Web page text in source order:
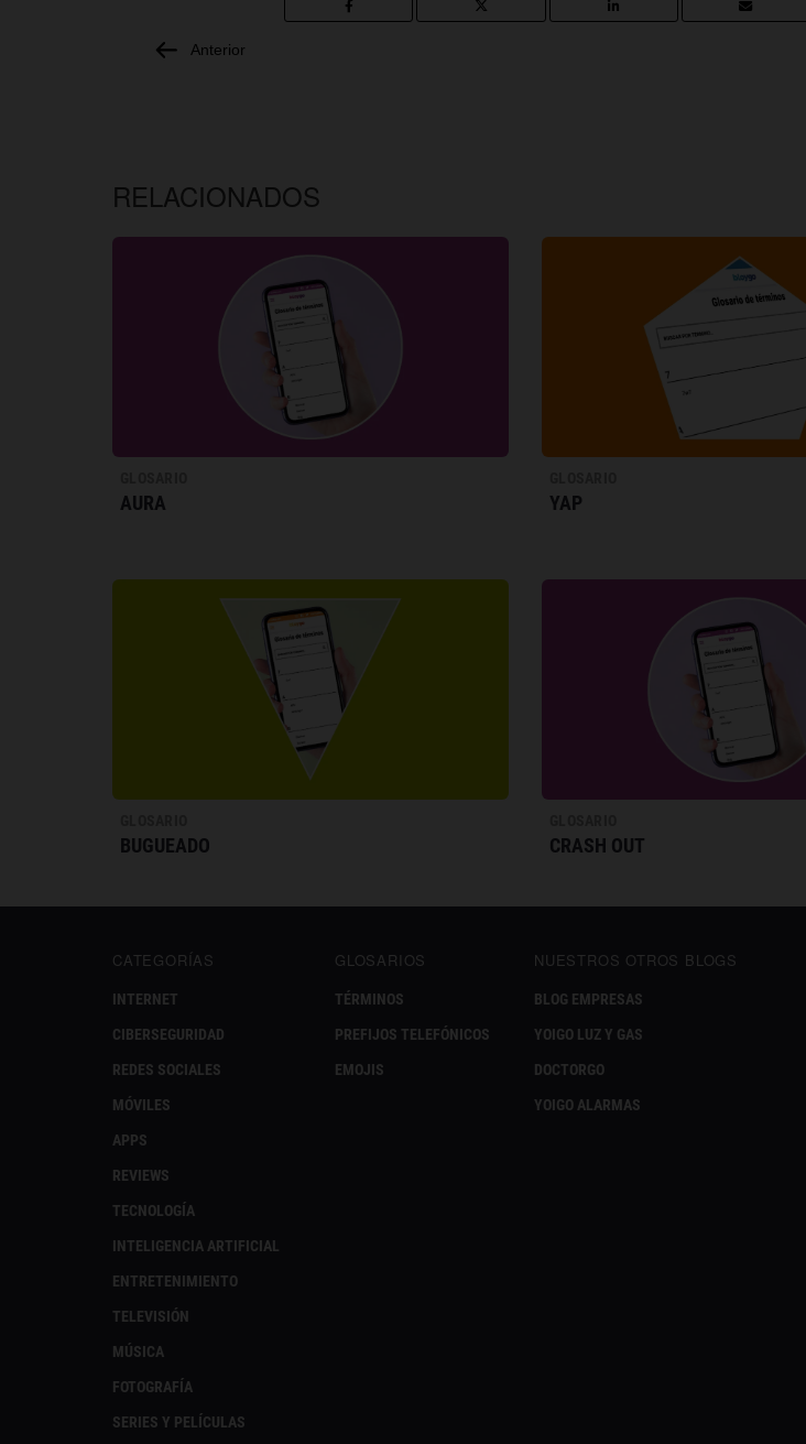
Anterior
RELACIONADOS
AURA YAP
BUGUEADO CRASH OUT
CATEGORÍAS
INTERNET
CIBERSEGURIDAD
REDES SOCIALES
MÓVILES
APPS
REVIEWS
TECNOLOGÍA
INTELIGENCIA ARTIFICIAL
ENTRETENIMIENTO
TELEVISIÓN
MÚSICA
FOTOGRAFÍA
SERIES Y PELÍCULAS
GLOSARIOS
TÉRMINOS
PREFIJOS TELEFÓNICOS
EMOJIS
NUESTROS OTROS BLOGS
BLOG EMPRESAS
YOIGO LUZ Y GAS
DOCTORGO
YOIGO ALARMAS